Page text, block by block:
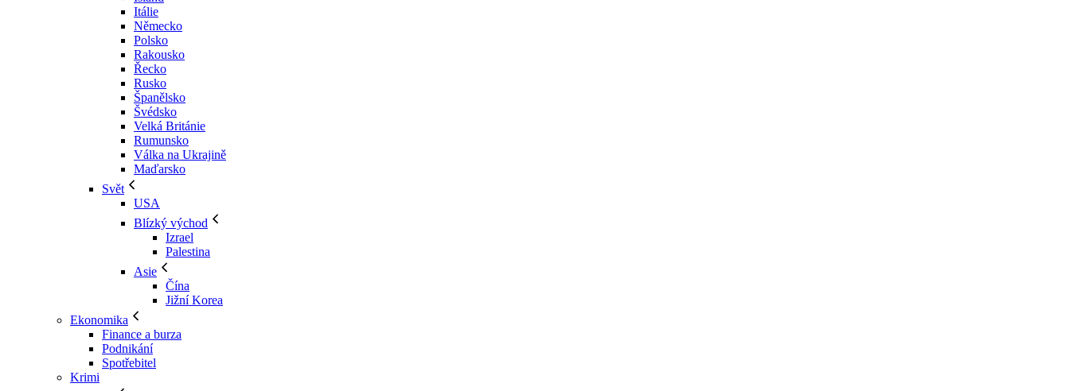
Itálie
Německo
Polsko
Rakousko
Řecko
Rusko
Španělsko
Švédsko
Velká Británie
Rumunsko
Válka na Ukrajině
Maďarsko
Svět
USA
Blízký východ
Izrael
Palestina
Asie
Čína
Jižní Korea
Ekonomika
Finance a burza
Podnikání
Spotřebitel
Krimi